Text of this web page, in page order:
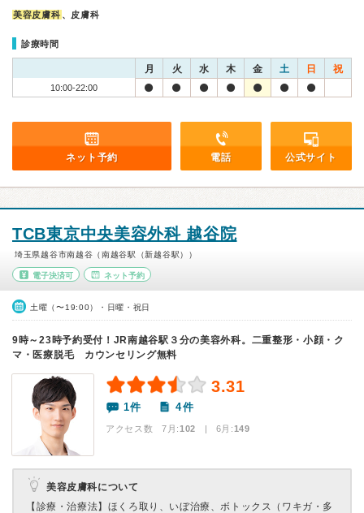
美容皮膚科 、皮膚科
診療時間
月 火 水 木 金 土 日 祝
10:00-22:00
ネット予約 電話 公式サイト
TCB東京中央美容外科 越谷院
埼玉県越谷市南越谷（南越谷駅（新越谷駅））
電子決済可 ネット予約
土曜（〜19:00）・日曜・祝日
9時～23時予約受付！JR南越谷駅３分の美容外科。二重整形・小顔・ク
マ・医療脱毛 カウンセリング無料
3.31
1件 4件
アクセス数 7月:102 | 6月:149
美容皮膚科について
【診療・治療法】 ほくろ取り、いぼ治療、ボトックス（ワキガ・多